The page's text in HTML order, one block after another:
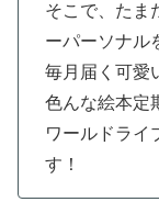
そこで、たま
ーパーソナル
毎月届く可愛
色んな絵本定
ワールドライ
す！